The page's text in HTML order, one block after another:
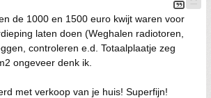
de 1000 en 1500 euro kwijt waren voor
laten doen (Weghalen radiotoren,
controleren e.d. Totaalplaatje zeg
ongeveer denk ik.
met verkoop van je huis! Superfijn!